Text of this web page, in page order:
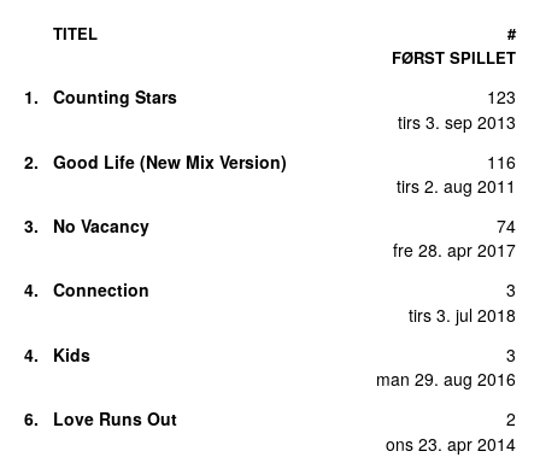
TITEL
FØRST SPILLET
#
1.
Counting Stars
tirs 3. sep 2013
123
2.
Good Life (New Mix Version)
tirs 2. aug 2011
116
3.
No Vacancy
fre 28. apr 2017
74
4.
Connection
tirs 3. jul 2018
3
4.
Kids
man 29. aug 2016
3
6.
Love Runs Out
ons 23. apr 2014
2